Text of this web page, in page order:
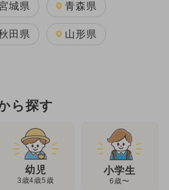
城県 青森県
田県 山形県
ら探す
幼児
3歳4歳5歳
小学生
6歳〜